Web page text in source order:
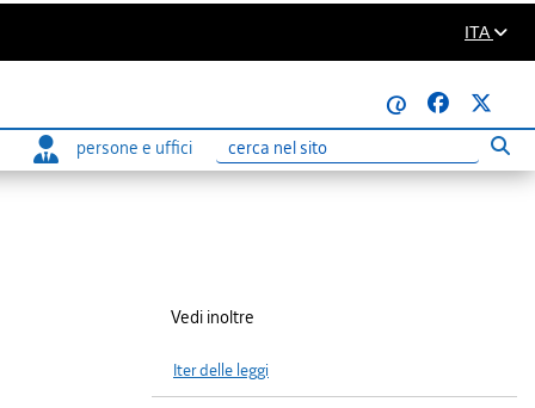
ITA
@
persone e uffici
Ricerca
Vedi inoltre
Iter delle leggi